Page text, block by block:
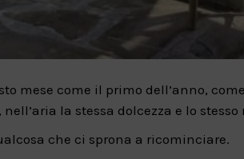
mese come il primo dell’anno,
la stessa dolcezza e lo stesso
che ci sprona a ricominciare.